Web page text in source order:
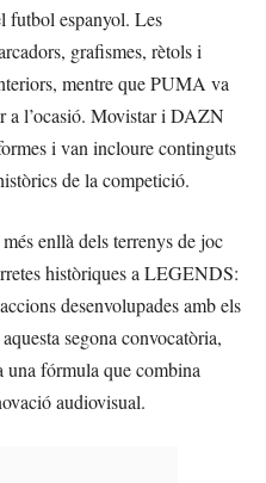
futbol espanyol. Les
grafismes, rètols i
mentre que PUMA va
a l’ocasió. Movistar i DAZN
i van incloure continguts
de la competició.
enllà dels terrenys de joc
històriques a LEGENDS:
desenvolupades amb els
segona convocatòria,
una fórmula que combina
audiovisual.